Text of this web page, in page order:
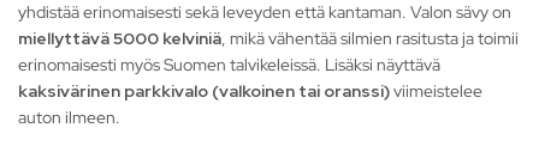
yhdistää erinomaisesti sekä leveyden että kantaman. Valon sävy on
miellyttävä 5000 kelviniä, mikä vähentää silmien rasitusta ja toimii
erinomaisesti myös Suomen talvikeleissä. Lisäksi näyttävä
kaksivärinen parkkivalo (valkoinen tai oranssi)viimeistelee
auton ilmeen.